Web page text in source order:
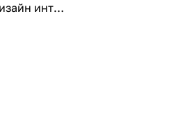
Homestyler Дизайн интерьера